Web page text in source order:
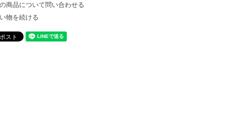
商品について問い合わせる
物を続ける